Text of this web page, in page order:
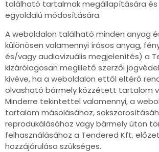
található tartalmak megállapítására és
egyoldalú módosítására.
A weboldalon található minden anyag
különösen valamennyi írásos anyag,
és/vagy audiovizuális megjelenítés) a
kizárólagosan megillető szerzői
kivéve, ha a weboldalon ettől eltérő
olvasható bármely közzétett tartalom
Minderre tekintettel valamennyi, a
tartalom másolásához,
reprodukálásához vagy bármely úton
felhasználásához a Tendered Kft.
hozzájárulása szükséges.